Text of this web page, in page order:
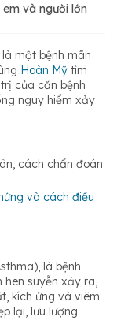
và người lớn
một bệnh mãn
Hoàn Mỹ tìm
của căn bệnh
nguy hiểm xảy
cách chẩn đoán
và cách điều
là bệnh
hen suyễn xảy ra,
kích ứng và viêm
lại, lưu lượng